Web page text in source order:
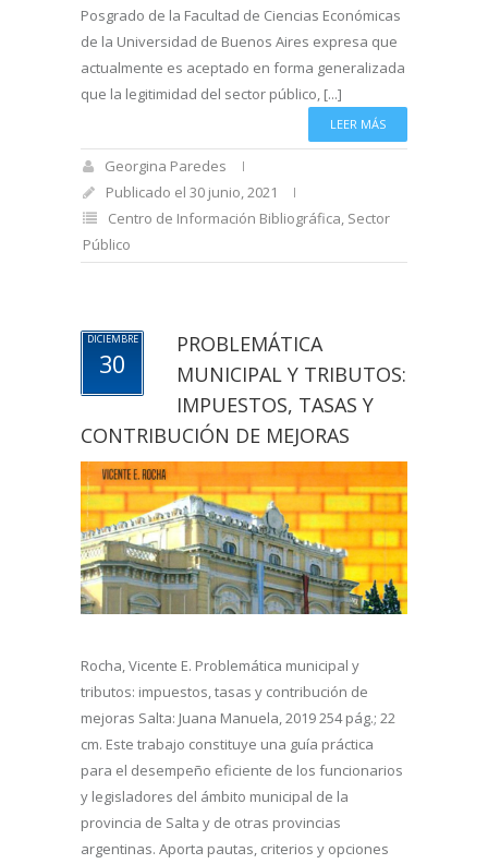
Posgrado de la Facultad de Ciencias Económicas
de la Universidad de Buenos Aires expresa que
actualmente es aceptado en forma generalizada
que la legitimidad del sector público, [...]
LEER MÁS
Georgina Paredes
Publicado el 30 junio, 2021
Centro de Información Bibliográfica, Sector
Público
DICIEMBRE
30
PROBLEMÁTICA
MUNICIPAL Y TRIBUTOS:
IMPUESTOS, TASAS Y
CONTRIBUCIÓN DE MEJORAS
Rocha, Vicente E. Problemática municipal y
tributos: impuestos, tasas y contribución de
mejoras Salta: Juana Manuela, 2019 254 pág.; 22
cm. Este trabajo constituye una guía práctica
para el desempeño eficiente de los funcionarios
y legisladores del ámbito municipal de la
provincia de Salta y de otras provincias
argentinas. Aporta pautas, criterios y opciones